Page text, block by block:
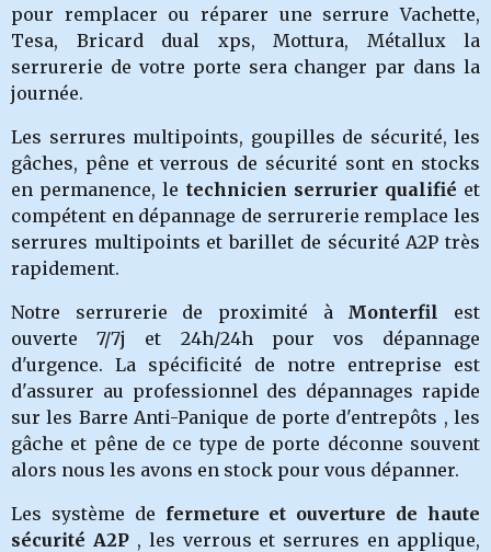
pour remplacer ou réparer une serrure Vachette,
Tesa, Bricard dual xps, Mottura, Métallux la
serrurerie de votre porte sera changer par dans la
journée.
Les serrures multipoints, goupilles de sécurité, les
gâches, pêne et verrous de sécurité sont en stocks
en permanence, le technicien serrurier qualifié et
compétent en dépannage de serrurerie remplace les
serrures multipoints et barillet de sécurité A2P très
rapidement.
Notre serrurerie de proximité à Monterfil
est
ouverte 7/7j et 24h/24h pour vos dépannage
d'urgence. La spécificité de notre entreprise est
d'assurer au professionnel des dépannages rapide
sur les Barre Anti-Panique de porte d'entrepôts , les
gâche et pêne de ce type de porte déconne souvent
alors nous les avons en stock pour vous dépanner.
Les système de fermeture et ouverture de haute
sécurité A2P, les verrous et serrures en applique,